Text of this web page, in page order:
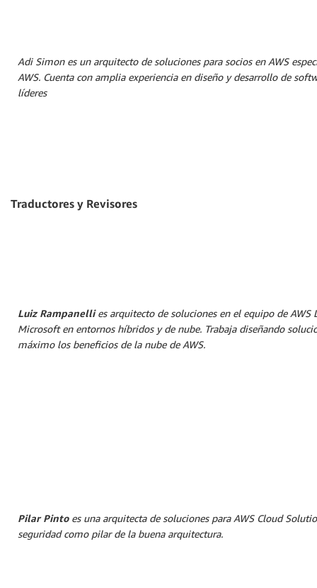
Adi Simon es un arquitecto de soluciones para socios en AWS
AWS. Cuenta con amplia experiencia en diseño y desarrollo de
líderes
Traductores y Revisores
Luiz Rampanellies arquitecto de soluciones en el equipo de
Microsoft en entornos híbridos y de nube. Trabaja diseñando
máximo los beneficios de la nube de AWS.
Pilar Pinto es una arquitecta de soluciones para AWS Cloud
seguridad como pilar de la buena arquitectura.